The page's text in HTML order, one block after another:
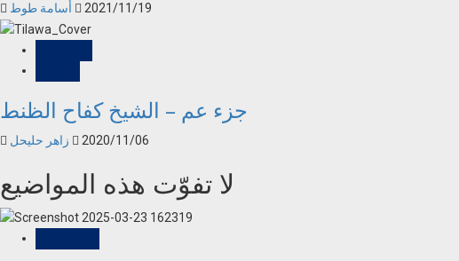
2021/11/19
جزء عم – الشيخ كفاح الظنط
2020/11/06
لا تفوّت هذه المواضيع